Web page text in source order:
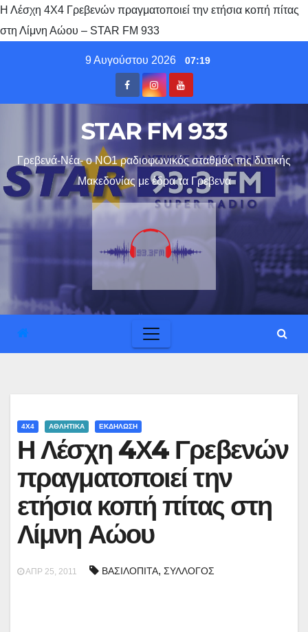
Η Λέσχη 4Χ4 Γρεβενών πραγματοποιεί την ετήσια κοπή πίτας
στη Λίμνη Αώου – STAR FM 933
9 Αυγούστου 2026 07:19
STAR FM 933
Γρεβενά-Νέα- ο ΝΟ1 ραδιοφωνικός σταθμός της δυτικής
Μακεδονίας με έδρα τα Γρεβενα
4Χ4 ΑΘΛΗΤΙΚΑ ΕΚΔΗΛΩΣΗ
Η Λέσχη 4Χ4 Γρεβενών
πραγματοποιεί την
ετήσια κοπή πίτας στη
Λίμνη Αώου
ΑΠΡ 25, 2011 ΒΑΣΙΛΟΠΙΤΑ, ΣΥΛΛΟΓΟΣ